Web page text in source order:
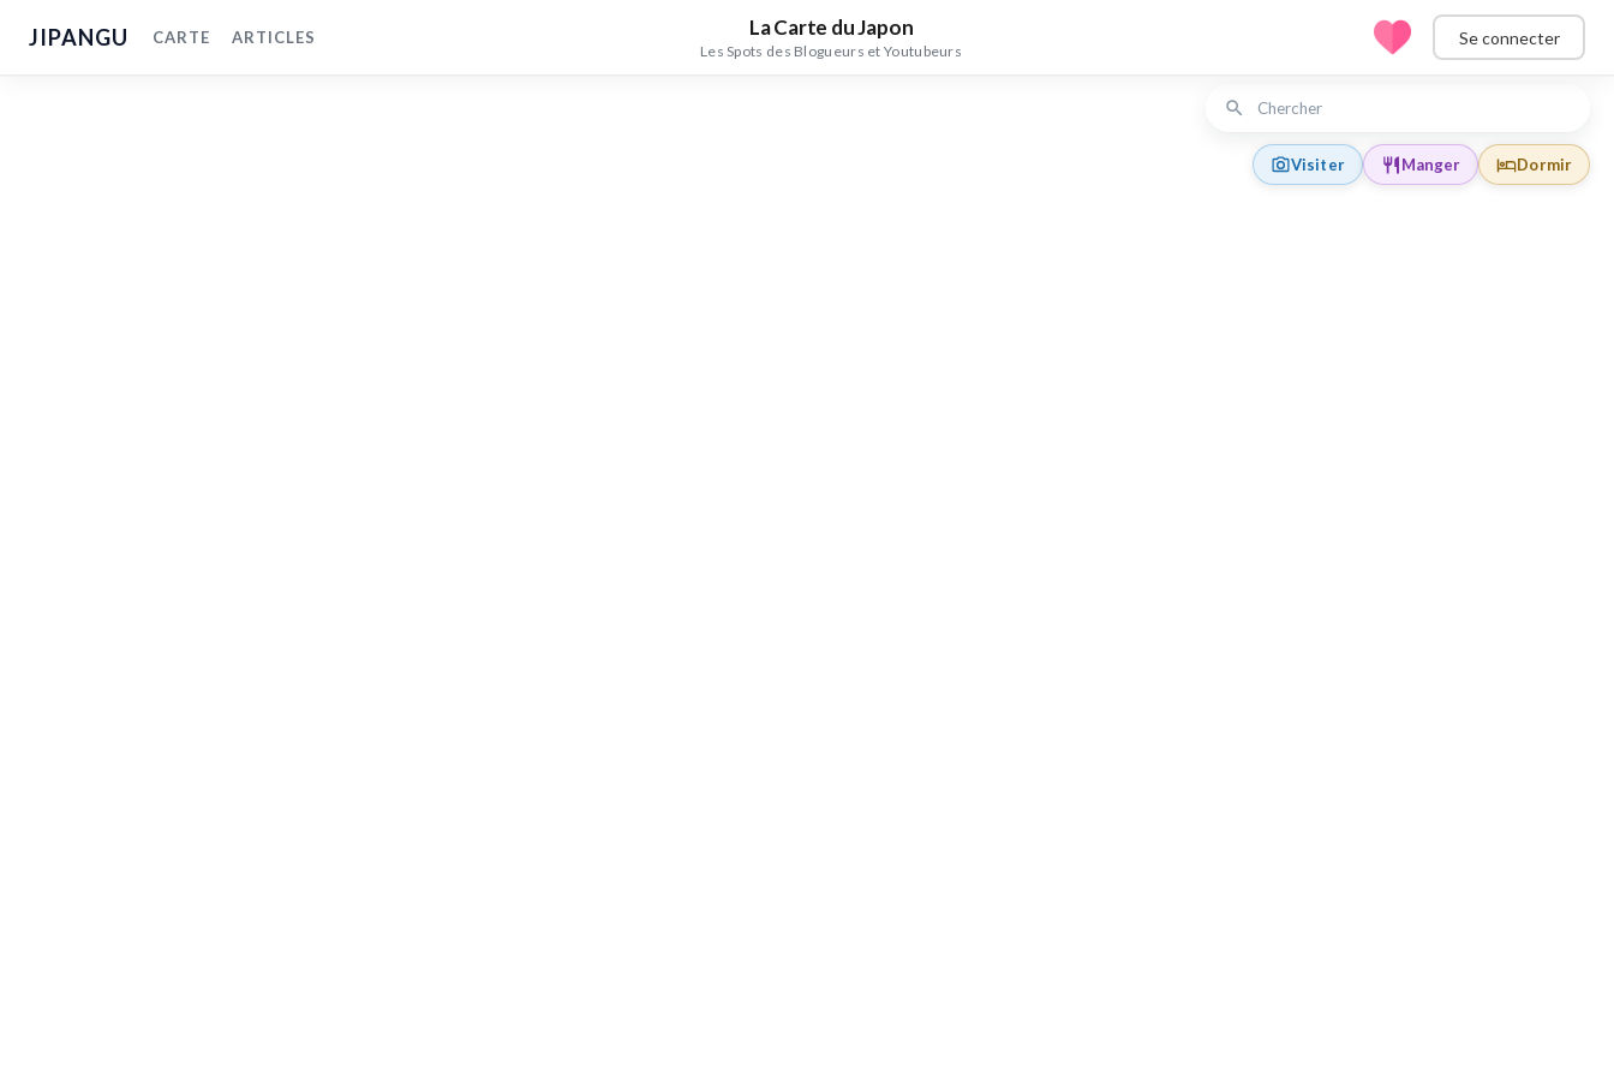
JIPANGU CARTE ARTICLES La Carte du Japon
Les Spots des Blogueurs et Youtubeurs
Se connecter
Visiter Manger Dormir